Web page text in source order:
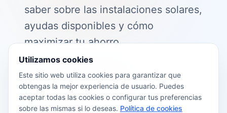
saber sobre las instalaciones solares,
ayudas disponibles y cómo
maximizar tu ahorro.
📖 Contenido de la guía:
Cómo funciona el autoconsumo
fotovoltaico
Utilizamos cookies
Este sitio web utiliza cookies para garantizar que
obtengas la mejor experiencia de usuario. Puedes
aceptar todas las cookies o configurar tus preferencias
sobre las mismas si lo deseas. Política de cookies